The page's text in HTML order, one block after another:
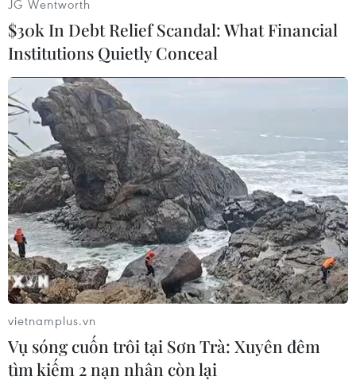
#Libya #Không kích #NATO
#Tham nhũng
#Bằng chứng
Libya
Theo dõi VietnamPlus
JG Wentworth
$30k In Debt Relief Scandal: What Financial
Institutions Quietly Conceal
vietnamplus.vn
Vụ sóng cuốn trôi tại Sơn Trà: Xuyên đêm
tìm kiếm 2 nạn nhân còn lại